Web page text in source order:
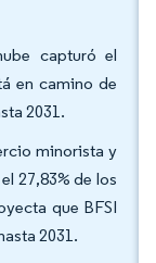
capturó el
en camino de
2031.
minorista y
27,83% de los
que BFSI
2031.